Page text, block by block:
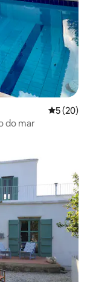
5 de uma
5 (20)
do mar